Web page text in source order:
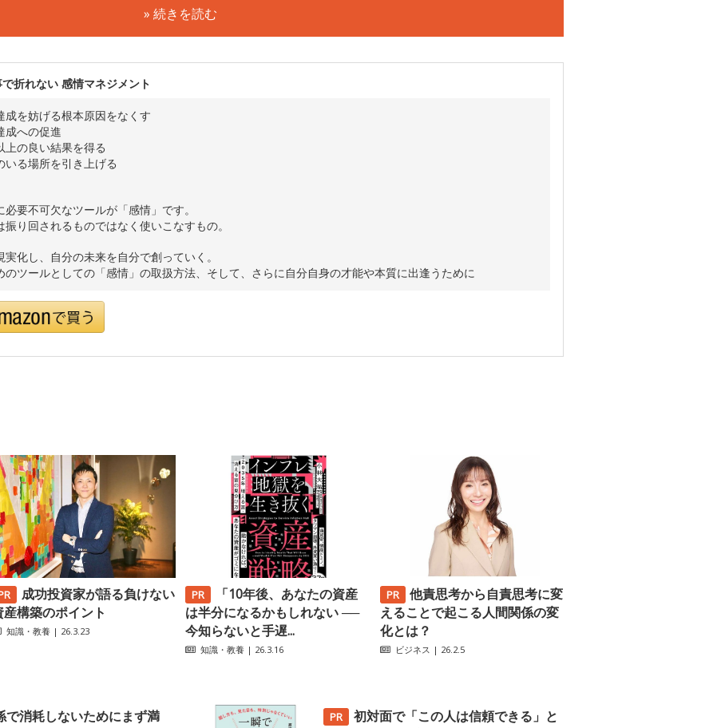
» 続きを読む
折れない 感情マネジメント
成を妨げる根本原因をなくす
成への促進
上の良い結果を得る
いる場所を引き上げる
必要不可欠なツールが「感情」です。
振り回されるものではなく使いこなすもの。
実化し、自分の未来を自分で創っていく。
のツールとしての「感情」の取扱方法、そして、さらに自分自身の才能や本質に出逢うために
成功投資家が語る負けない
産構築のポイント
知識・教養 | 26.3.23
「10年後、あなたの資産
は半分になるかもしれない ──
今知らないと手遅...
知識・教養 | 26.3.16
他責思考から自責思考に変
えることで起こる人間関係の変
化とは？
ビジネス | 26.2.5
で消耗しないためにまず満
初対面で「この人は信頼できる」と